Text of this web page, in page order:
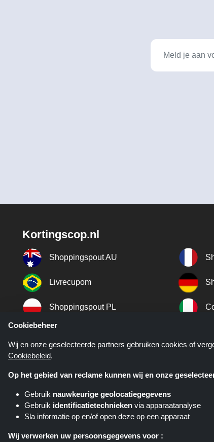
Kortingscop.nl
Shoppingspout AU
Livrecupom
Shoppingspout PL
Shoppingspout SE
Kortingscop.nl is een
Cookiebeheer
Wij en onze geselecteerde partners gebruiken cookies of
Cookiebeleid.
Op het gebied van reclame kunnen wij en onze
Gebruik nauwkeurige geolocatiegegevens
Gebruik identificatietechnieken via apparaatanalyse
Sla informatie op en/of open deze op een apparaat
Wij verwerken uw persoonsgegevens voor :